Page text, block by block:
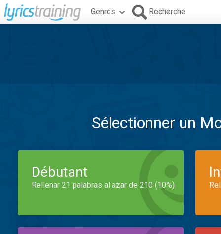
Genres Recherche
Sélectionner un
Débutant
Rellenar 21 palabras al azar de 210 (10%)